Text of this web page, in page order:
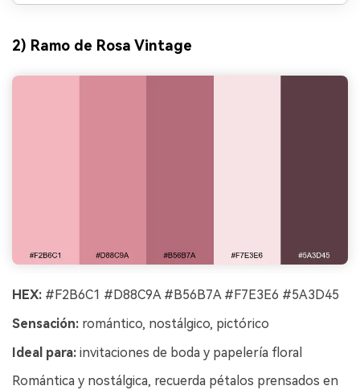
2) Ramo de Rosa Vintage
HEX: #F2B6C1 #D88C9A #B56B7A #F7E3E6 #5A3D45
Sensación: romántico, nostálgico, pictórico
Ideal para: invitaciones de boda y papelería floral
Romántica y nostálgica, recuerda pétalos prensados en